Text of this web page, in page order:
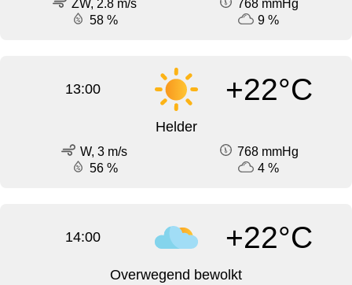
ZW, 2.8 m/s
768 mmHg
58 %
9 %
13:00 +22°C
Helder
W, 3 m/s
768 mmHg
56 %
4 %
14:00 +22°C
Overwegend bewolkt